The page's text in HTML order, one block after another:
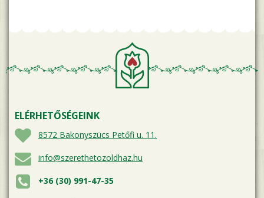
ELÉRHETŐSÉGEINK
8572 Bakonyszücs Petőfi u. 11.
info@szerethetozoldhaz.hu
+36 (30) 991-47-35